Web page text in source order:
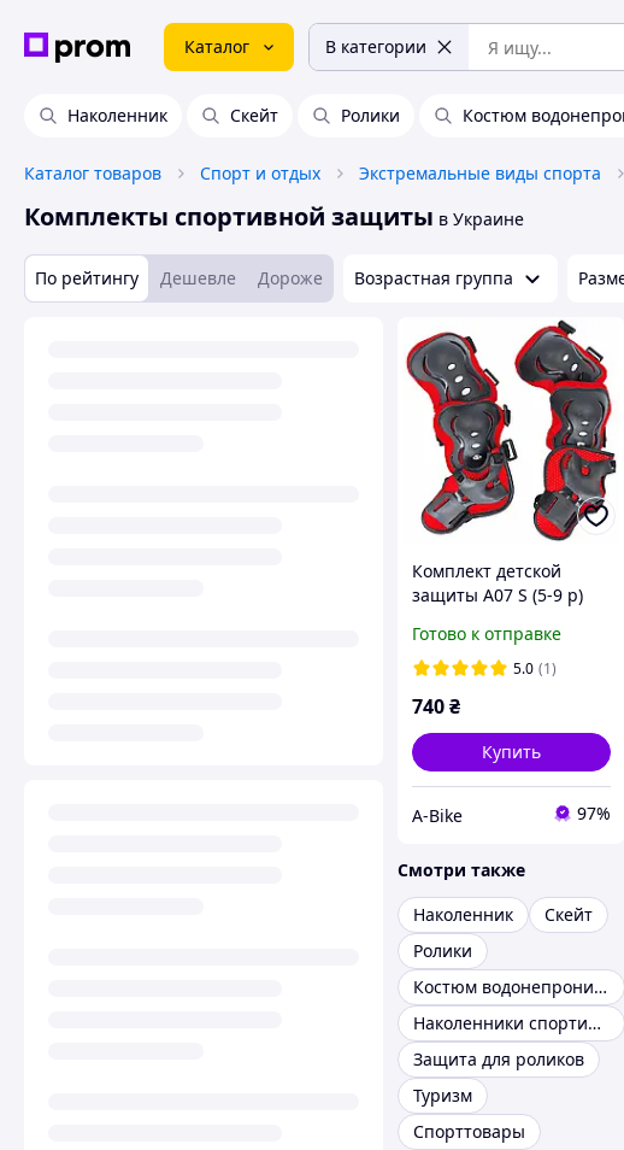
Каталог В категории
Наколенник Скейт Ролики Костюм
Каталог товаров Спорт и отдых Экстремальные виды спорта
Комплекты спортивной защиты в Украине
По рейтингу Дешевле Дороже Возрастная группа
Комплект детской
защиты А07 S (5-9 р)
(G0000577)
Готово к отправке
5.0 (1)
740₴
Купить
A-Bike 97%
Смотри также
Наколенник
Скейт
Ролики
Костюм водонепроницаемый
Наколенники спортивные
Защита для роликов
Туризм
Спорттовары